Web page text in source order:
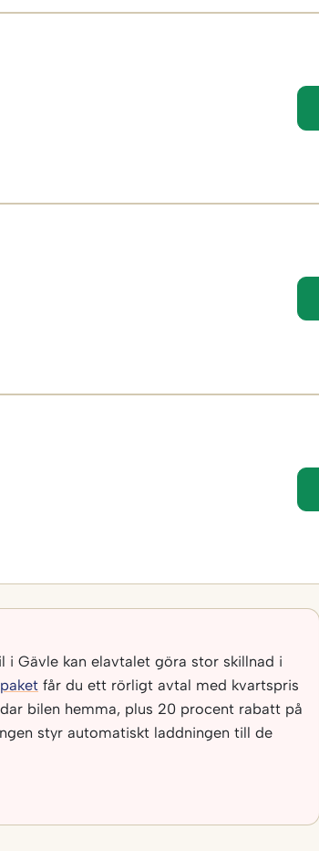
i Gävle kan elavtalet göra stor skillnad i
får du ett rörligt avtal med kvartspris
bilen hemma, plus 20 procent rabatt på
styr automatiskt laddningen till de